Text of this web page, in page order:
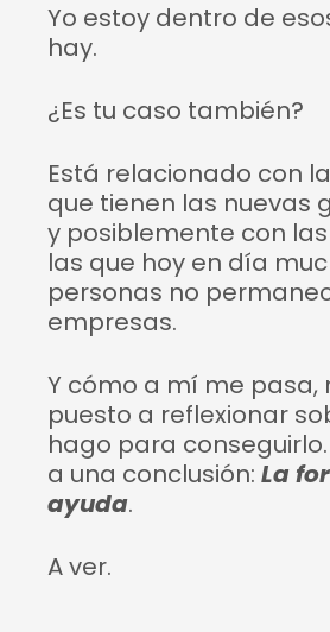
Yo estoy dentro de
hay.
¿Es tu caso también?
Está relacionado con
que tienen las nuevas
y posiblemente con
las que hoy en día
personas no
empresas.
Y cómo a mí me pasa,
puesto a reflexionar
hago para
a una conclusión: La
ayuda.
A ver.